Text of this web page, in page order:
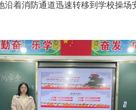
着消防通道迅速转移到学校操场